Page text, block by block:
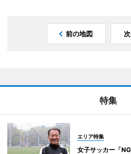
前の地図
特集
エリア特集
女子サッカー「